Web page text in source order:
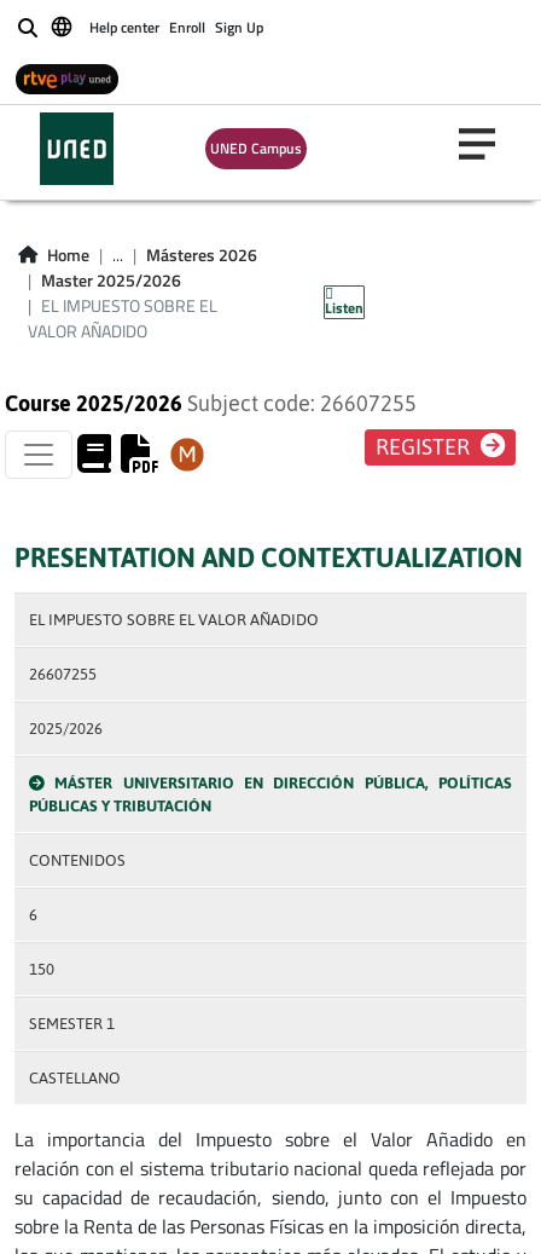
BuscarHelp center Enroll Sign Up
UNED Campus
Home ...
Másteres 2026
Master 2025/2026
EL IMPUESTO SOBRE EL
VALOR AÑADIDO
Listen
EL IMPUESTO
SOBRE EL VALOR
AÑADIDO
Course 2025/2026 Subject code: 26607255
REGISTER
PRESENTATION AND CONTEXTUALIZATION
EL IMPUESTO SOBRE EL VALOR AÑADIDO
26607255
2025/2026
MÁSTER UNIVERSITARIO EN DIRECCIÓN PÚBLICA, POLÍTICAS
PÚBLICAS Y TRIBUTACIÓN
CONTENIDOS
6
150
SEMESTER 1
CASTELLANO
La importancia del Impuesto sobre el Valor Añadido en
relación con el sistema tributario nacional queda reflejada por
su capacidad de recaudación, siendo, junto con el Impuesto
sobre la Renta de las Personas Físicas en la imposición directa,